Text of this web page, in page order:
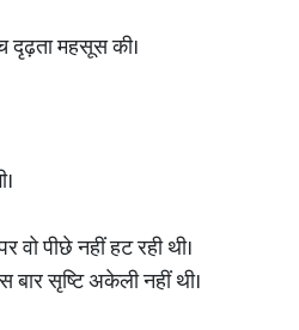
दृढ़ता महसूस की।
पीछे नहीं हट रही थी।
सृष्टि अकेली नहीं थी।